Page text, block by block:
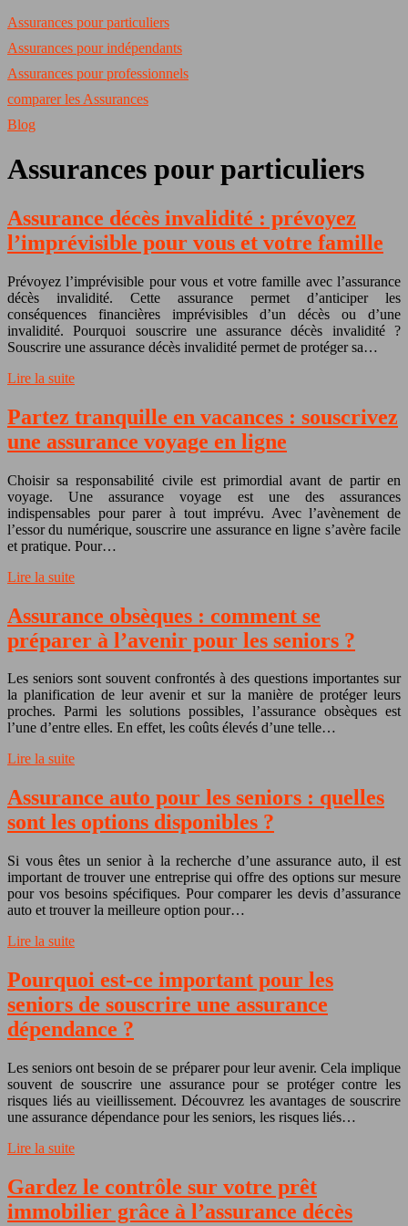
Assurances pour particuliers
Assurances pour indépendants
Assurances pour professionnels
comparer les Assurances
Blog
Assurances pour particuliers
Assurance décès invalidité : prévoyez
l’imprévisible pour vous et votre famille
Prévoyez l’imprévisible pour vous et votre famille avec l’assurance
décès invalidité. Cette assurance permet d’anticiper les
conséquences financières imprévisibles d’un décès ou d’une
invalidité. Pourquoi souscrire une assurance décès invalidité ?
Souscrire une assurance décès invalidité permet de protéger sa…
Lire la suite
Partez tranquille en vacances : souscrivez
une assurance voyage en ligne
Choisir sa responsabilité civile est primordial avant de partir en
voyage. Une assurance voyage est une des assurances
indispensables pour parer à tout imprévu. Avec l’avènement de
l’essor du numérique, souscrire une assurance en ligne s’avère facile
et pratique. Pour…
Lire la suite
Assurance obsèques : comment se
préparer à l’avenir pour les seniors ?
Les seniors sont souvent confrontés à des questions importantes sur
la planification de leur avenir et sur la manière de protéger leurs
proches. Parmi les solutions possibles, l’assurance obsèques est
l’une d’entre elles. En effet, les coûts élevés d’une telle…
Lire la suite
Assurance auto pour les seniors : quelles
sont les options disponibles ?
Si vous êtes un senior à la recherche d’une assurance auto, il est
important de trouver une entreprise qui offre des options sur mesure
pour vos besoins spécifiques. Pour comparer les devis d’assurance
auto et trouver la meilleure option pour…
Lire la suite
Pourquoi est-ce important pour les
seniors de souscrire une assurance
dépendance ?
Les seniors ont besoin de se préparer pour leur avenir. Cela implique
souvent de souscrire une assurance pour se protéger contre les
risques liés au vieillissement. Découvrez les avantages de souscrire
une assurance dépendance pour les seniors, les risques liés…
Lire la suite
Gardez le contrôle sur votre prêt
immobilier grâce à l’assurance décès